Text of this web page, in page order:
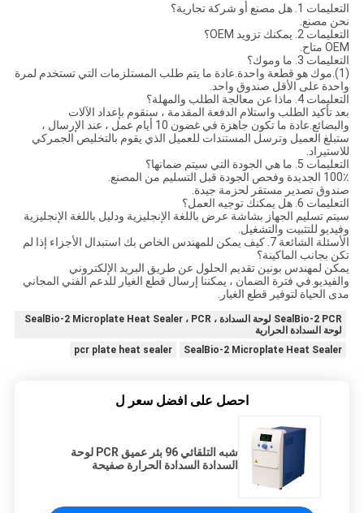
التعليمات 1. هل مصنع أو شركة تجارية؟
نحن مصنع.
التعليمات 2. يمكنك تزويد OEM؟
OEM متاح.
التعليمات 3. ما وموك؟
(1).موك هو قطعة واحدة.عادة ما يتم طلب المستلزمات التي تستخدم لمرة
واحدة على الأقل صندوق واحد.
التعليمات 4. ماذا عن معالجة الطلب والمهلة؟
بعد تأكيد الطلب واستلام الدفعة المقدمة ، سنقوم بإعداد الآلات
والبضائع.عادة ما تكون جاهزة في غضون 10 أيام عمل ، عند الإرسال ،
ستبلغ العميل وترسل المستندات للعميل الذي يقوم بالتخليص الجمركي
للاستيراد.
التعليمات 5. ما هي الجودة التي سيتم ضمانها؟
100٪ الجديدة وفحص الجودة قبل التسليم من المصنع.
صندوق تصدير مستقر لحزمة جيدة.
التعليمات 6. هل يمكنك توجيه العمل؟
سيتم تسليم الجهاز بشاشة عرض باللغة الإنجليزية ودليل باللغة الإنجليزية
وفيديو للتثبيت والتشغيل.
الأسئلة الشائعة 7. كيف يمكن للمهندس الخاص بك استبدال الأجزاء إذا لم
تكن بجانب الماكينة؟
يمكن لمهندس بونين تقديم الحلول عن طريق البريد الإلكتروني
والفيديو.في فترة الضمان ، يمكننا إرسال قطع الغيار للدعم الفني المجاني
مدى الحياة لتوفير قطع الغيار.
SealBio-2 PCR لوحة السدادة ، SealBio-2 Microplate Heat Sealer ، PCR
لوحة السدادة الحرارية
SealBio-2 Microplate Heat Sealer
pcr plate heat sealer
احصل على افضل سعر ل
شبه التلقائي 96 بئر عميق PCR لوحة
السدادة السدادة الحرارة صفيحة